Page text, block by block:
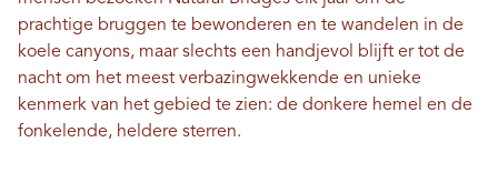
prachtige bruggen te bewonderen en te wandelen in de
koele canyons, maar slechts een handjevol blijft er tot de
nacht om het meest verbazingwekkende en unieke
kenmerk van het gebied te zien: de donkere hemel en de
fonkelende, heldere sterren.